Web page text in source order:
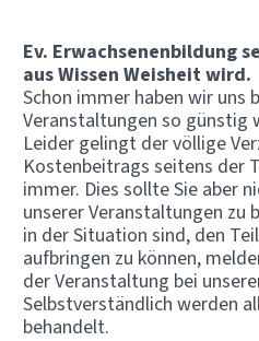
Ev. Erwachsenenbildung
aus Wissen Weisheit wird.
Schon immer haben wir uns
Veranstaltungen so günstig
Leider gelingt der völlige
Kostenbeitrags seitens der
immer. Dies sollte Sie aber
unserer Veranstaltungen zu
in der Situation sind, den
aufbringen zu können,
der Veranstaltung bei
Selbstverständlich werden
behandelt.